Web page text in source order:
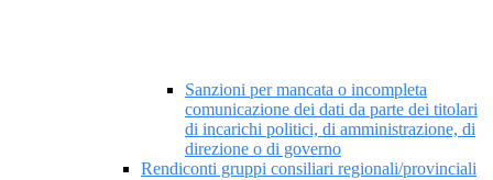
Sanzioni per mancata o incompleta
comunicazione dei dati da parte dei titolari
di incarichi politici, di amministrazione, di
direzione o di governo
Rendiconti gruppi consiliari regionali/provinciali